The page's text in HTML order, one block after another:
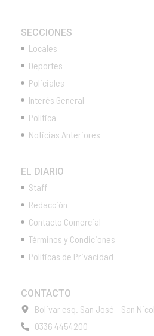
SECCIONES
Locales
Deportes
Policiales
Interés General
Política
Noticias Anteriores
EL DIARIO
Staff
Redacción
Contacto Comercial
Términos y Condiciones
Políticas de Privacidad
CONTACTO
Bolivar esq. San José - San
0336 4454200